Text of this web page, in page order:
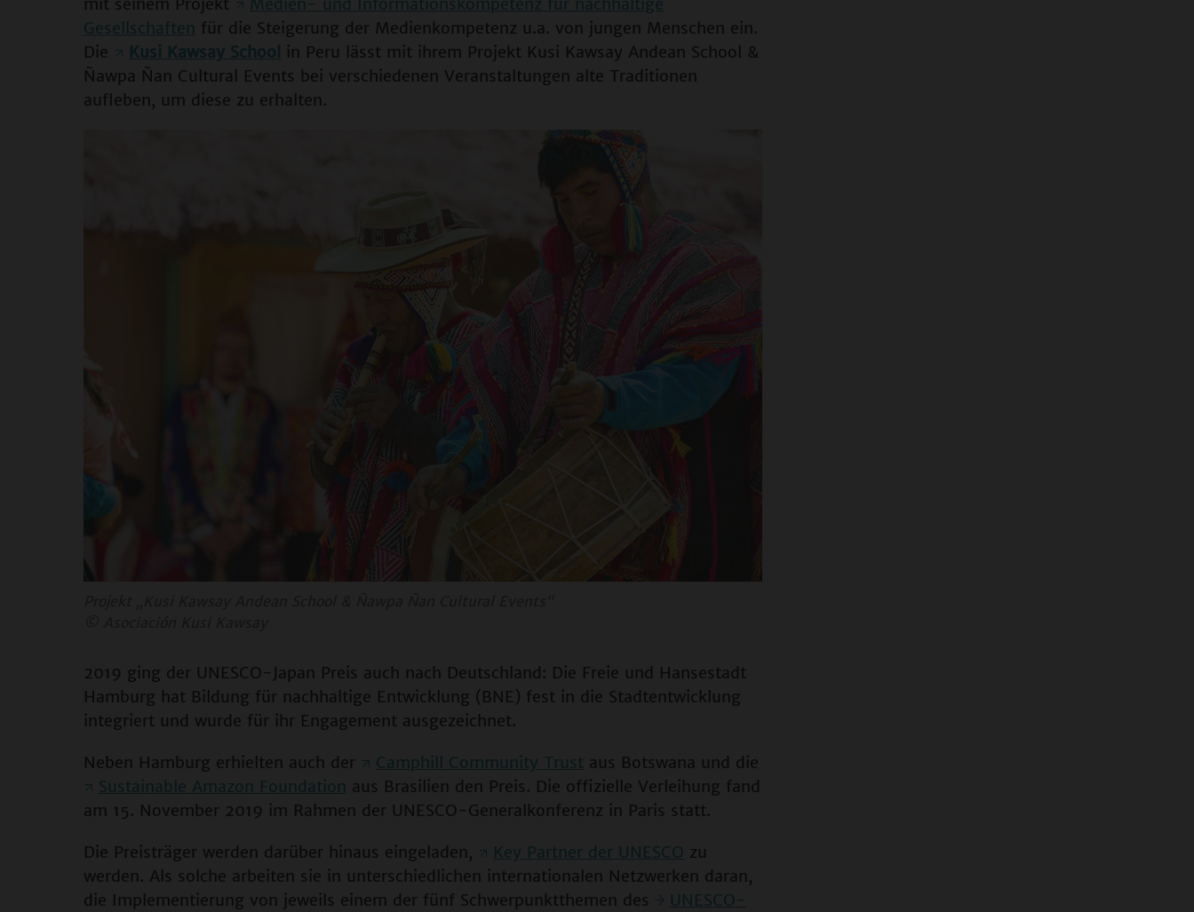
Gesellschaften für die Steigerung der Medienkompetenz u.a. von jungen Menschen ein.
Die
Kusi Kawsay School
in Peru lässt mit ihrem Projekt Kusi Kawsay Andean School &
Ñawpa Ñan Cultural Events bei verschiedenen Veranstaltungen alte Traditionen
aufleben, um diese zu erhalten.
2019 ging der UNESCO-Japan Preis auch nach Deutschland: Die Freie und Hansestadt
Hamburg hat Bildung für nachhaltige Entwicklung (BNE) fest in die Stadtentwicklung
integriert und wurde für ihr Engagement ausgezeichnet.
Neben Hamburg erhielten auch der Camphill Community Trust aus Botswana und die
Sustainable Amazon Foundation aus Brasilien den Preis. Die offizielle Verleihung fand
am 15. November 2019 im Rahmen der UNESCO-Generalkonferenz in Paris statt.
Die Preisträger werden darüber hinaus eingeladen, Key Partner der UNESCO zu
werden. Als solche arbeiten sie in unterschiedlichen internationalen Netzwerken daran,
die Implementierung von jeweils einem der fünf Schwerpunktthemen des
UNESCO-